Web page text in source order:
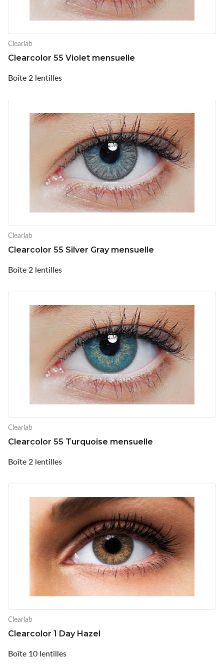
Clearlab
Clearcolor 55 Violet mensuelle
Boîte 2 lentilles
Clearlab
Clearcolor 55 Silver Gray mensuelle
Boîte 2 lentilles
Clearlab
Clearcolor 55 Turquoise mensuelle
Boîte 2 lentilles
Clearlab
Clearcolor 1 Day Hazel
Boîte 10 lentilles